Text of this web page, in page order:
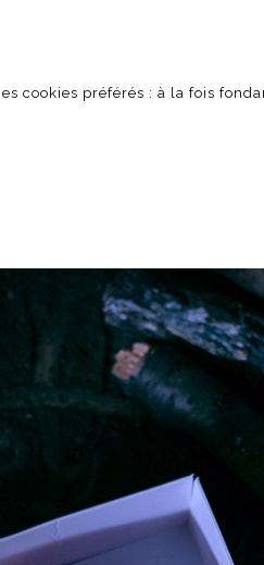
cookies préférés : à la fois